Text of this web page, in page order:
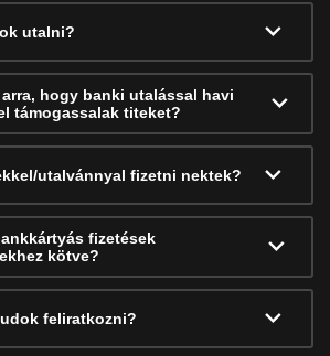
utalni?
hogy banki utalással havi
támogassalak titeket?
utalvánnyal fizetni nektek?
fizetések
kötve?
feliratkozni?